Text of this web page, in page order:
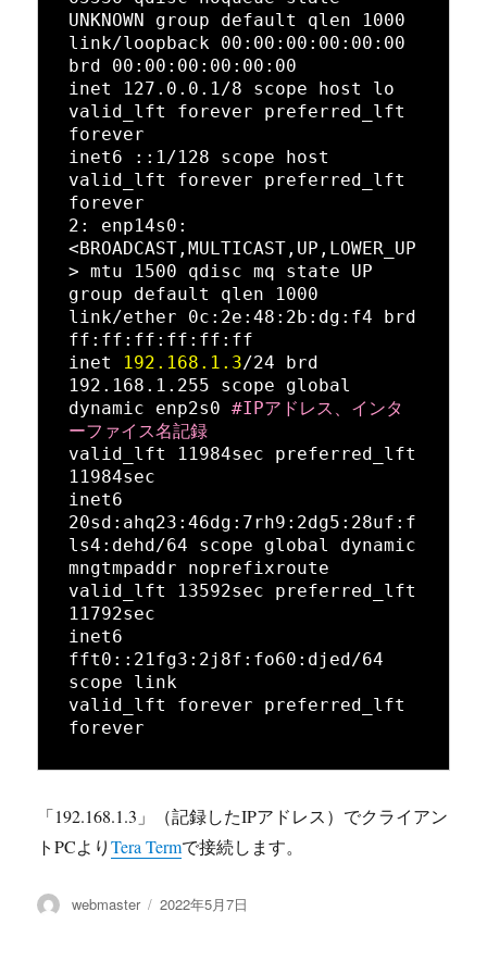
UNKNOWN group default qlen 1000
link/loopback 00:00:00:00:00:00
brd 00:00:00:00:00:00
inet 127.0.0.1/8 scope host lo
valid_lft forever preferred_lft
forever
inet6 ::1/128 scope host
valid_lft forever preferred_lft
forever
2: enp14s0:
<BROADCAST,MULTICAST,UP,LOWER_UP
> mtu 1500 qdisc mq state UP
group default qlen 1000
link/ether 0c:2e:48:2b:dg:f4 brd
ff:ff:ff:ff:ff:ff
inet 192.168.1.3/24 brd
192.168.1.255 scope global
dynamic enp2s0
#IPアドレス、インタ
ーファイス名記録
valid_lft 11984sec preferred_lft
11984sec
inet6
20sd:ahq23:46dg:7rh9:2dg5:28uf:f
ls4:dehd/64 scope global dynamic
mngtmpaddr noprefixroute
valid_lft 13592sec preferred_lft
11792sec
inet6
fft0::21fg3:2j8f:fo60:djed/64
scope link
valid_lft forever preferred_lft
「192.168.1.3 」（記録したIPアドレス）でクライアン
トPCよりTera Termで接続します。
投
webmaster
投
2022年5月7日